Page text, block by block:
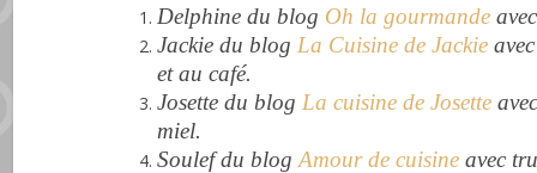
Delphine du blog Oh la gourmande
Jackie du blog La Cuisine de Jackie
et au café.
Josette du blog La cuisine de Josette
miel.
Soulef du blogAmour de cuisine avec